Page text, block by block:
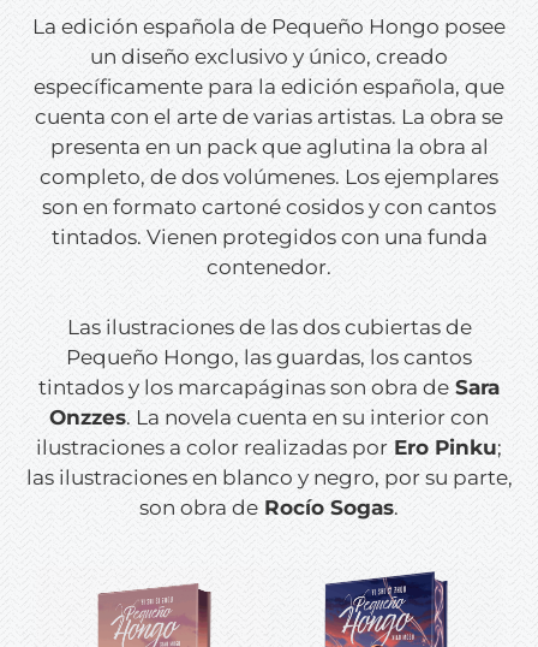
La edición española de Pequeño Hongo posee
un diseño exclusivo y único, creado
específicamente para la edición española, que
cuenta con el arte de varias artistas. La obra se
presenta en un pack que aglutina la obra al
completo, de dos volúmenes. Los ejemplares
son en formato cartoné cosidos y con cantos
tintados. Vienen protegidos con una funda
contenedor.
Las ilustraciones de las dos cubiertas de
Pequeño Hongo, las guardas, los cantos
tintados y los marcapáginas son obra de Sara
Onzzes. La novela cuenta en su interior con
ilustraciones a color realizadas por Ero Pinku;
las ilustraciones en blanco y negro, por su parte,
son obra de Rocío Sogas.